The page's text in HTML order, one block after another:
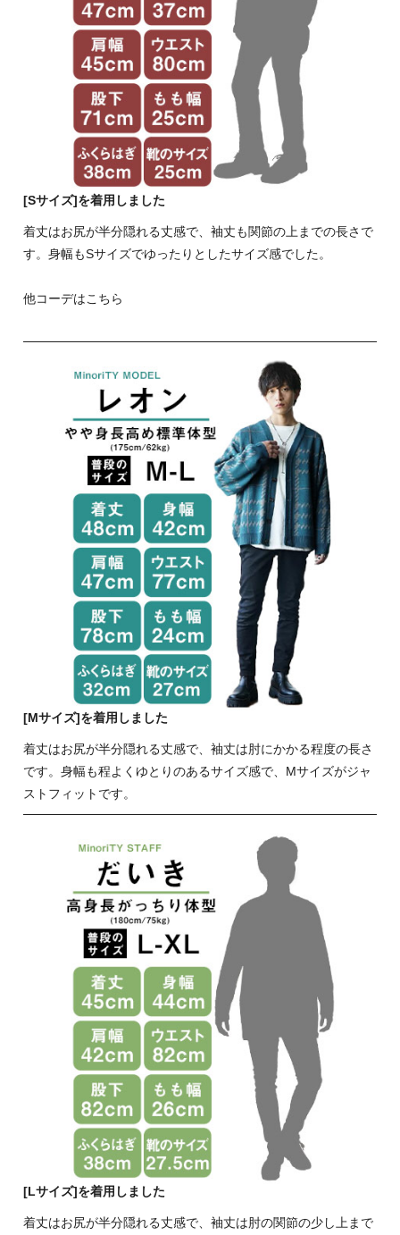
[Sサイズ]を着用しました
着丈はお尻が半分隠れる丈感で、袖丈も関節の上までの長さで
す。身幅もSサイズでゆったりとしたサイズ感でした。
他コーデはこちら
[Mサイズ]を着用しました
着丈はお尻が半分隠れる丈感で、袖丈は肘にかかる程度の長さ
です。身幅も程よくゆとりのあるサイズ感で、Mサイズがジャ
ストフィットです。
[Lサイズ]を着用しました
着丈はお尻が半分隠れる丈感で、袖丈は肘の関節の少し上まで